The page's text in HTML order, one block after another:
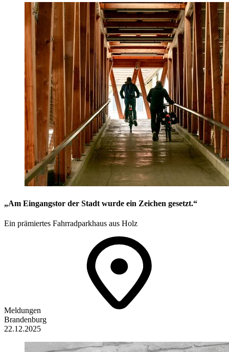
„Am Eingangstor der Stadt wurde ein Zeichen gesetzt.“
Ein prämiertes Fahrradparkhaus aus Holz
Meldungen
Brandenburg
22.12.2025